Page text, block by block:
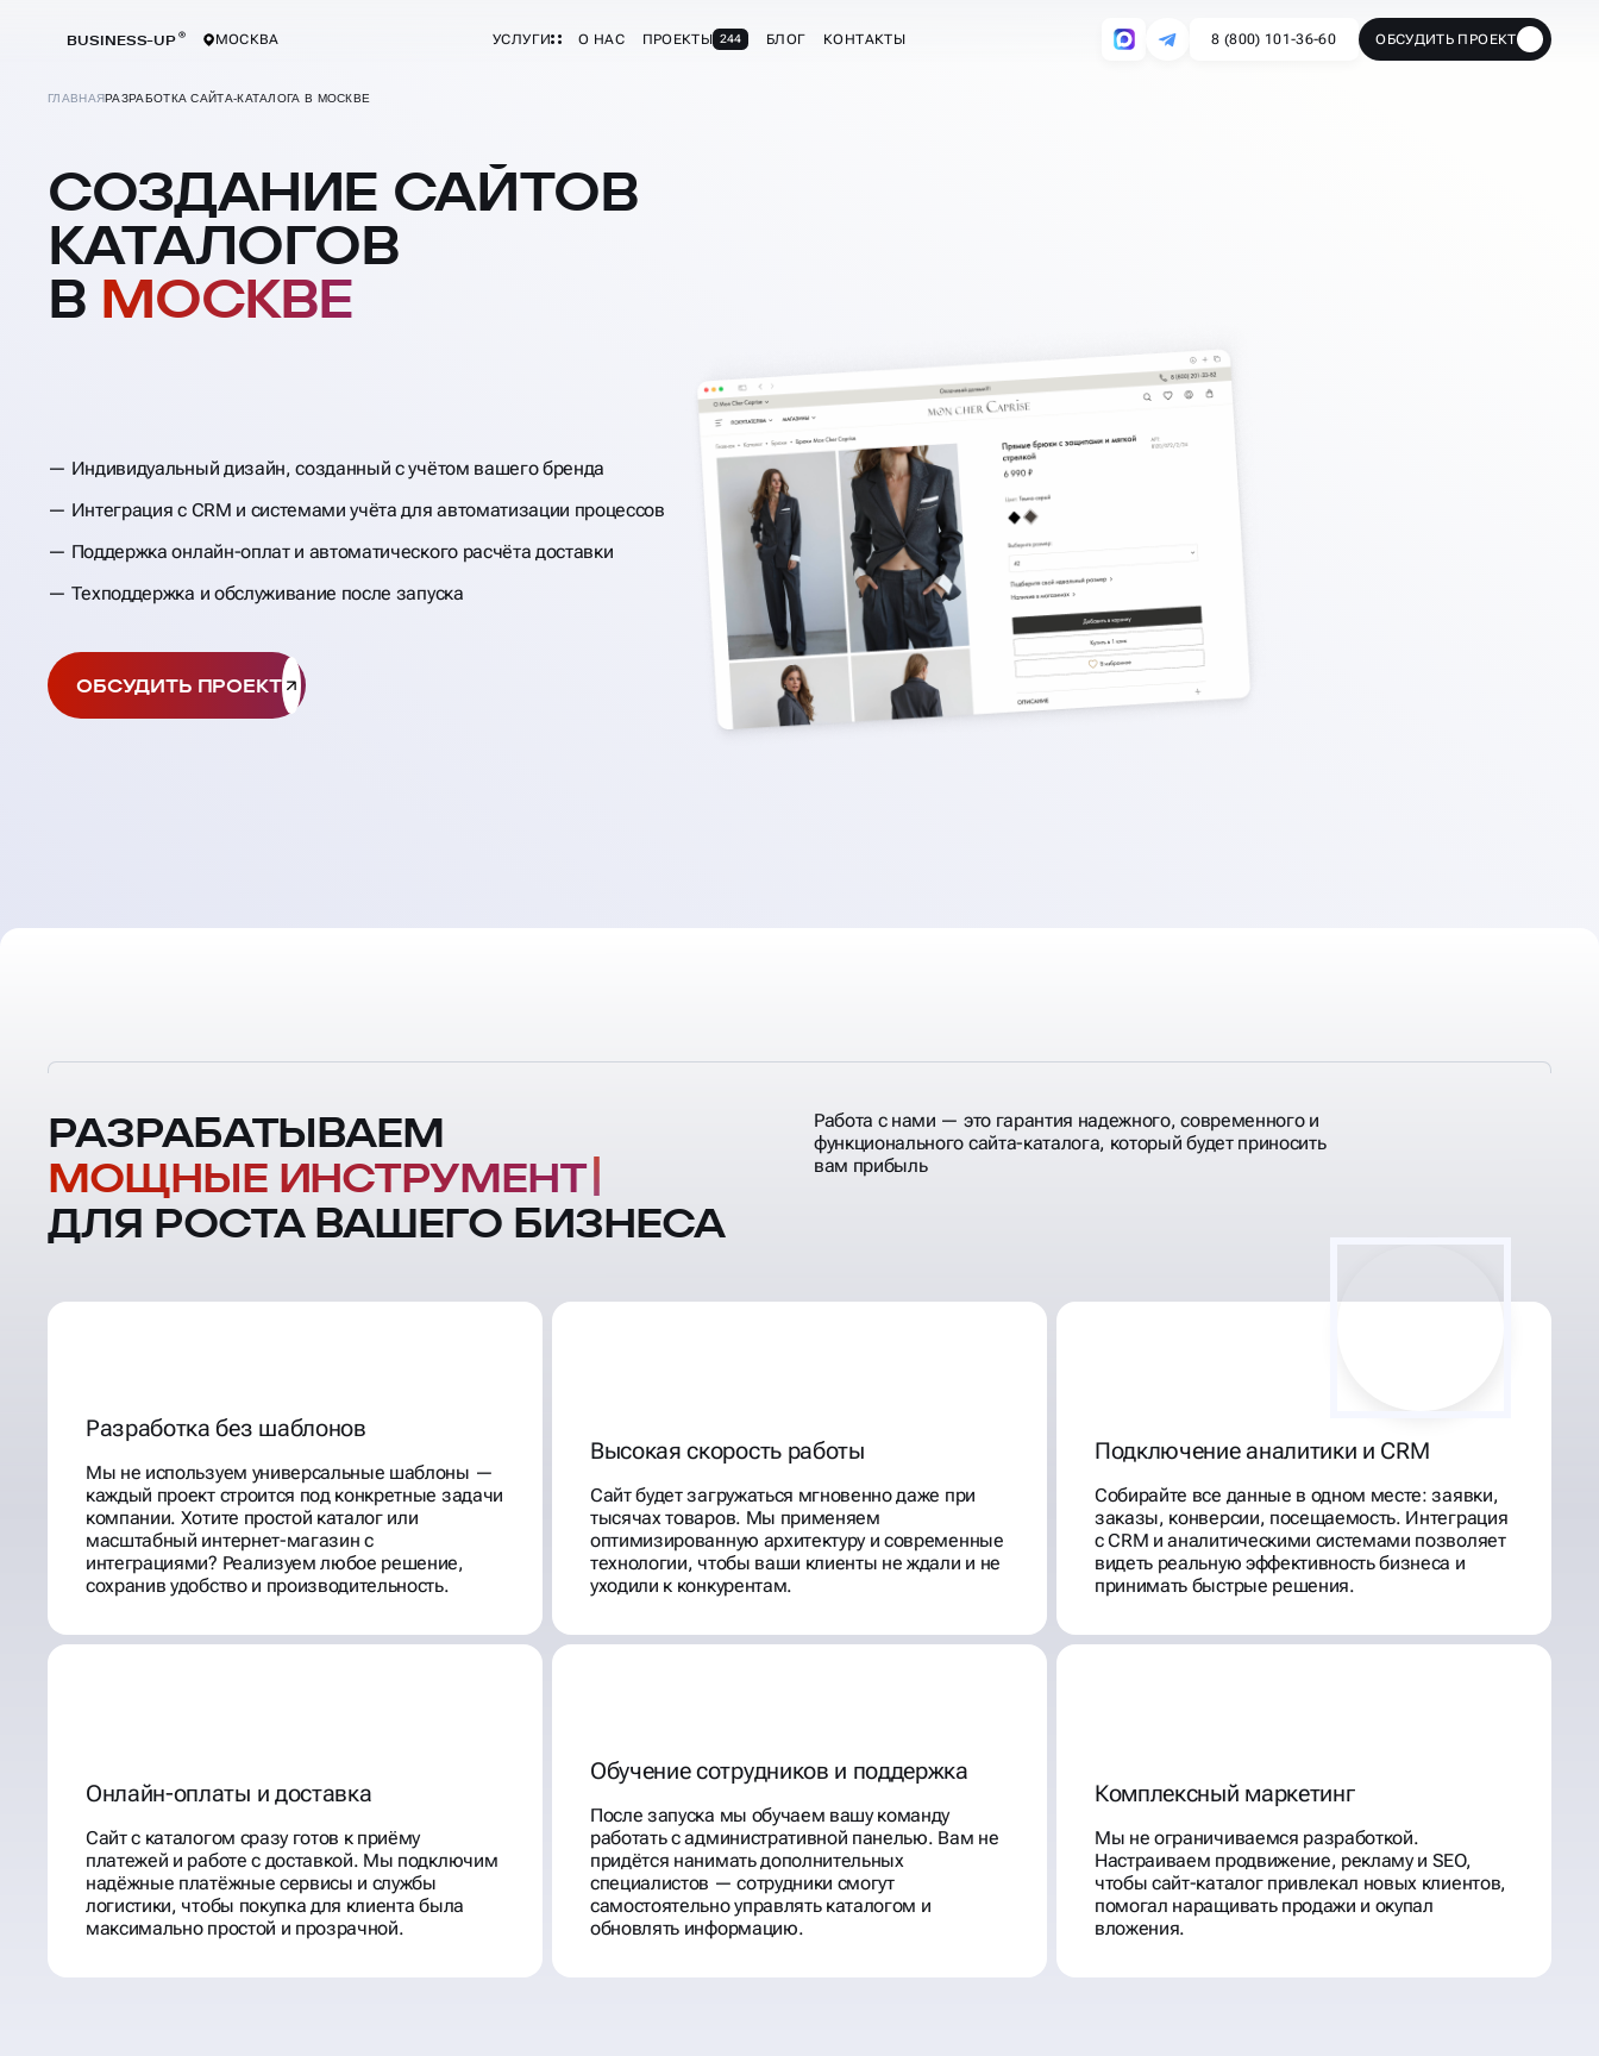
BUSINESS-UP МОСКВА УСЛУГИ О НАС ПРОЕКТЫ 244 БЛОГ КОНТАКТЫ 8 (800) 101-36-60 ОБСУДИТЬ ПРОЕКТ
ГЛАВНАЯРАЗРАБОТКА САЙТА-КАТАЛОГА В МОСКВЕ
СОЗДАНИЕ САЙТОВ
КАТАЛОГОВ
В МОСКВЕ
Индивидуальный дизайн, созданный с учётом вашего бренда
Интеграция с CRM и системами учёта для автоматизации процессов
Поддержка онлайн-оплат и автоматического расчёта доставки
Техподдержка и обслуживание после запуска
ОБСУДИТЬ ПРОЕКТ
РАЗРАБАТЫВАЕМ
МОЩНЫЕ ИНСТРУМЕНТЫ
ДЛЯ РОСТА ВАШЕГО БИЗНЕСА
Работа с нами — это гарантия надежного, современного и
функционального сайта-каталога, который будет приносить
вам прибыль
Разработка без шаблонов
Мы не используем универсальные шаблоны —
каждый проект строится под конкретные задачи
компании. Хотите простой каталог или
масштабный интернет-магазин с
интеграциями? Реализуем любое решение,
сохранив удобство и производительность.
Высокая скорость работы
Сайт будет загружаться мгновенно даже при
тысячах товаров. Мы применяем
оптимизированную архитектуру и современные
технологии, чтобы ваши клиенты не ждали и не
уходили к конкурентам.
Подключение аналитики и CRM
Собирайте все данные в одном месте: заявки,
заказы, конверсии, посещаемость. Интеграция
с CRM и аналитическими системами позволяет
видеть реальную эффективность бизнеса и
принимать быстрые решения.
Онлайн-оплаты и доставка
Сайт с каталогом сразу готов к приёму
платежей и работе с доставкой. Мы подключим
надёжные платёжные сервисы и службы
логистики, чтобы покупка для клиента была
максимально простой и прозрачной.
Обучение сотрудников и поддержка
После запуска мы обучаем вашу команду
работать с административной панелью. Вам не
придётся нанимать дополнительных
специалистов — сотрудники смогут
самостоятельно управлять каталогом и
обновлять информацию.
Комплексный маркетинг
Мы не ограничиваемся разработкой.
Настраиваем продвижение, рекламу и SEO,
чтобы сайт-каталог привлекал новых клиентов,
помогал наращивать продажи и окупал
вложения.